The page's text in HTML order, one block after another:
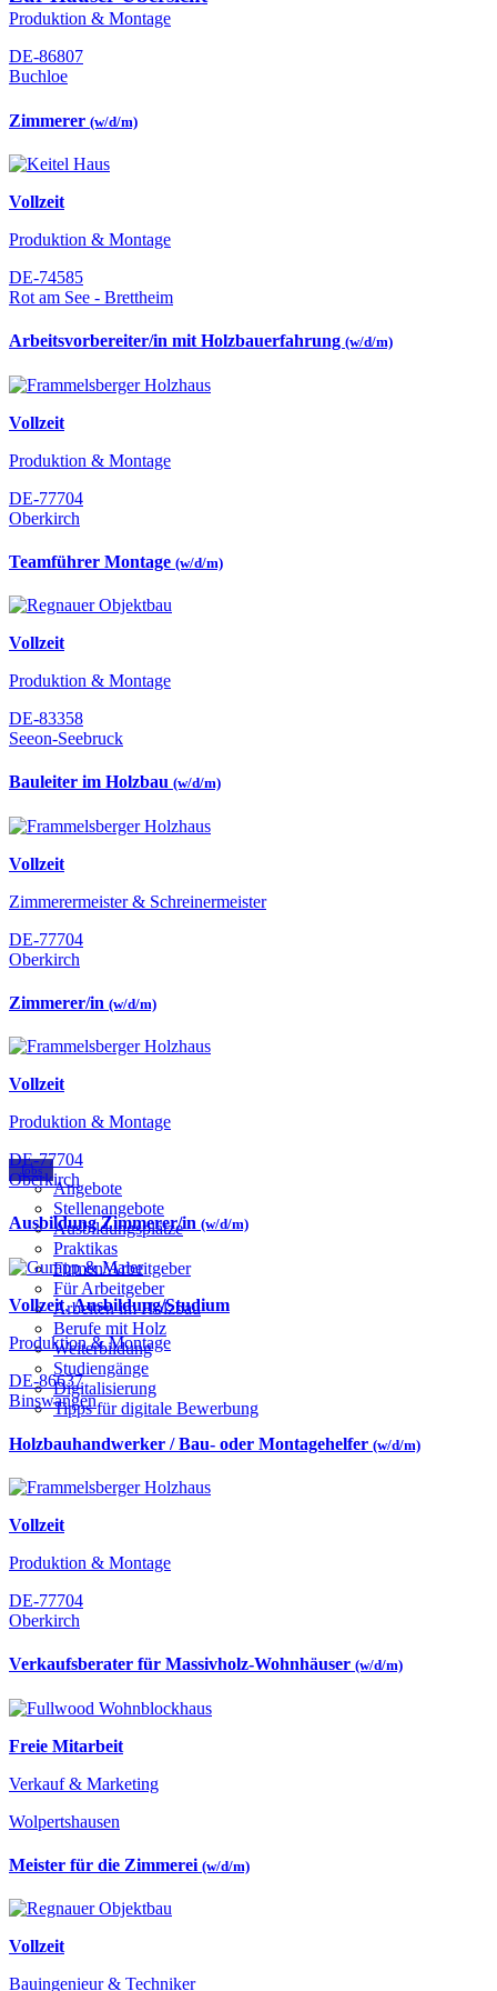
Jobs
Angebote
Stellenangebote
Ausbildungsplätze
Praktikas
Firmen/Arbeitgeber
Für Arbeitgeber
Arbeiten im Holzbau
Berufe mit Holz
Weiterbildung
Studiengänge
Digitalisierung
Tipps für digitale Bewerbung
Produktion & Montage
DE-86807
Buchloe
Zimmerer (w/d/m)
Vollzeit
Produktion & Montage
DE-74585
Rot am See - Brettheim
Arbeitsvorbereiter/in mit Holzbauerfahrung (w/d/m)
Vollzeit
Produktion & Montage
DE-77704
Oberkirch
Teamführer Montage (w/d/m)
Vollzeit
Produktion & Montage
DE-83358
Seeon-Seebruck
Bauleiter im Holzbau (w/d/m)
Vollzeit
Zimmerermeister & Schreinermeister
DE-77704
Oberkirch
Zimmerer/in (w/d/m)
Vollzeit
Produktion & Montage
DE-77704
Oberkirch
Ausbildung Zimmerer/in (w/d/m)
Vollzeit,Ausbildung/Studium
Produktion & Montage
DE-86637
Binswangen
Holzbauhandwerker / Bau- oder Montagehelfer (w/d/m)
Vollzeit
Produktion & Montage
DE-77704
Oberkirch
Verkaufsberater für Massivholz-Wohnhäuser (w/d/m)
Freie Mitarbeit
Verkauf & Marketing
Wolpertshausen
Meister für die Zimmerei (w/d/m)
Vollzeit
Bauingenieur & Techniker